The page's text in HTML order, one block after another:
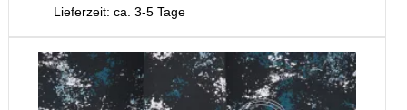
Lieferzeit: ca. 3-5 Tage